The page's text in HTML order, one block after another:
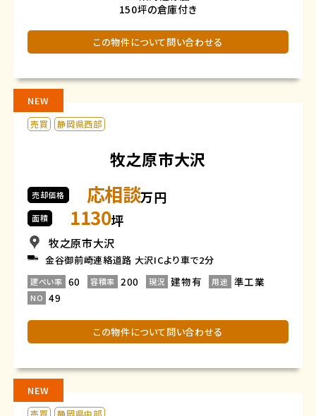
150坪の倉庫付き
この物件について問い合わせる
NEW
売買 静岡県西部
牧之原市大沢
売却価格 応相談万円
面積 1130坪
牧之原市大沢
金谷御前崎連絡道路 大沢ICより車で2分
建ぺい率 60 容積率 200 現況 建物有 用途 準工業
NO 49
この物件について問い合わせる
NEW
売買 静岡県中部